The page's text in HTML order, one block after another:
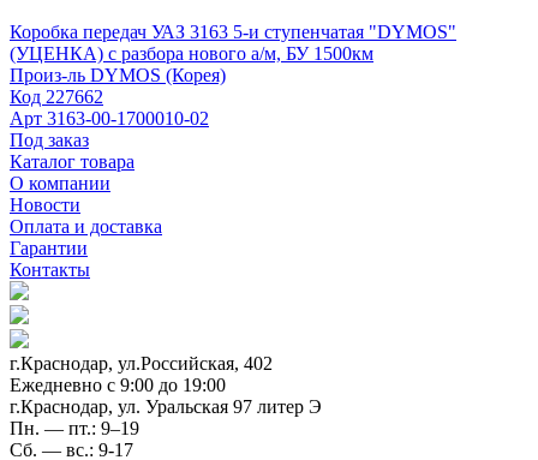
Коробка передач УАЗ 3163 5-и ступенчатая "DYMOS"
(УЦЕНКА) с разбора нового а/м, БУ 1500км
Произ-ль DYMOS (Корея)
Код 227662
Арт 3163-00-1700010-02
Под заказ
Каталог товара
О компании
Новости
Оплата и доставка
Гарантии
Контакты
г.Краснодар, ул.Российская, 402
Ежедневно c 9:00 до 19:00
г.Краснодар, ул. Уральская 97 литер Э
Пн. — пт.: 9–19
Сб. — вс.: 9-17